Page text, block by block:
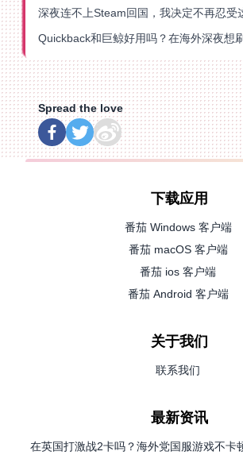
深夜连不上Steam回国，我决定不再忍受
Spread the love
下载应用
番茄 Windows 客户端
番茄 macOS 客户端
番茄 ios 客户端
番茄 Android 客户端
关于我们
联系我们
最新资讯
在英国打激战2卡吗？海外党国服游戏不卡